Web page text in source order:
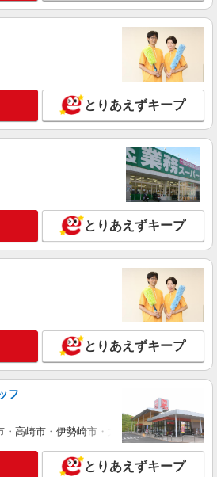
とりあえずキープ
とりあえずキープ
とりあえずキープ
フ
・高崎市・伊勢崎市・太田市・館林市・藤
とりあえずキープ